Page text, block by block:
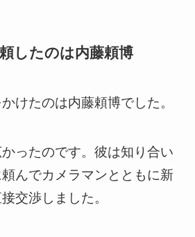
したのは内藤頼博
けたのは内藤頼博でした。
ったのです。彼は知り合い
んでカメラマンとともに新
交渉しました。